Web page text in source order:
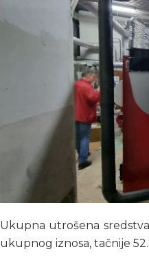
Ukupna utrošena
ukupnog iznosa, tačnije